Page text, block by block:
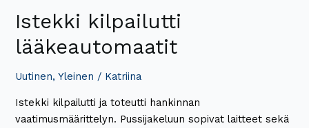
Istekki kilpailutti
lääkeautomaatit
Uutinen,Yleinen / Katriina
Istekki kilpailutti ja toteutti hankinnan
vaatimusmäärittelyn. Pussijakeluun sopivat laitteet sekä